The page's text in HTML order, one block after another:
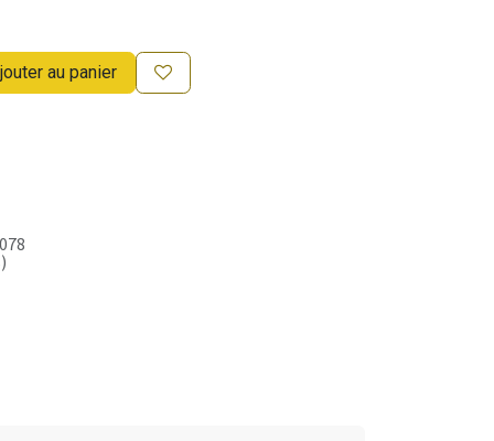
au panier